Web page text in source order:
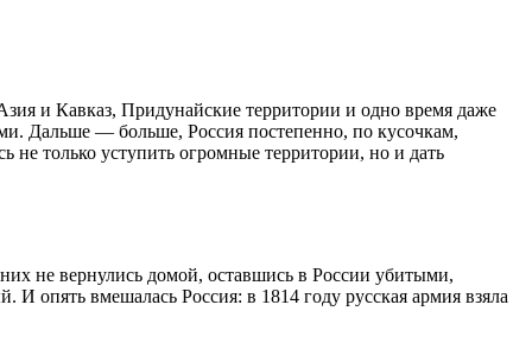
и Кавказ, Придунайские территории и одно время даже
Дальше — больше, Россия постепенно, по кусочкам,
только уступить огромные территории, но и дать
не вернулись домой, оставшись в России убитыми,
опять вмешалась Россия: в 1814 году русская армия взяла